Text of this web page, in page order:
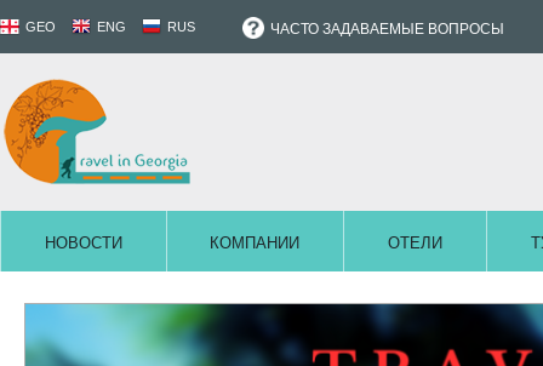
GEO ENG RUS ЧАСТО ЗАДАВАЕМЫЕ ВОПРОСЫ
НОВОСТИ КОМПАНИИ ОТЕЛИ